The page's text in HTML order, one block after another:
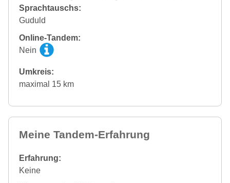
Sprachtauschs:
Guduld
Online-Tandem:
Nein
Umkreis:
maximal 15 km
Meine Tandem-Erfahrung
Erfahrung:
Keine